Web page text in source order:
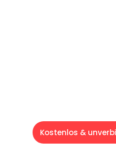
Kostenlos &